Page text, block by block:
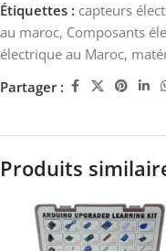
Étiquettes : capteurs
au maroc, Composants
électrique au Maroc,
Partager :
Produits